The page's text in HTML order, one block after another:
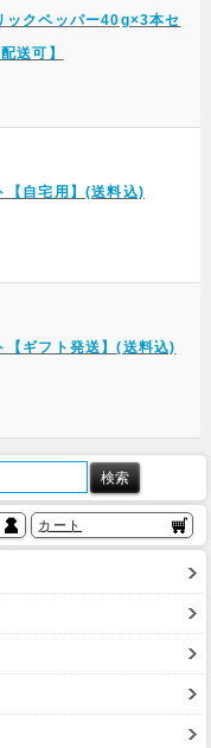
ックペッパー40g×3本セ
送可】
【自宅用】(送料込)
【ギフト発送】(送料込)
カート